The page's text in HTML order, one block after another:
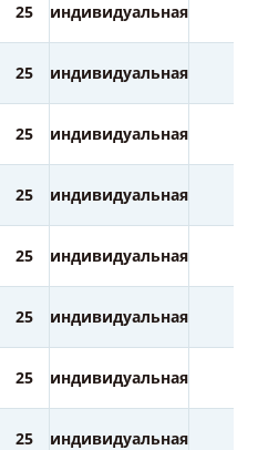
25 индивидуальная
25 индивидуальная
25 индивидуальная
25 индивидуальная
25 индивидуальная
25 индивидуальная
25 индивидуальная
25 индивидуальная